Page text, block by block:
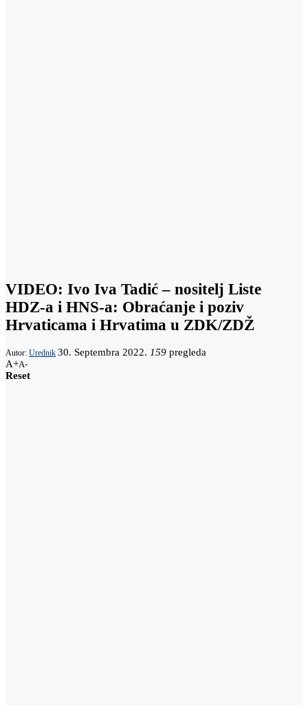
VIDEO: Ivo Iva Tadić – nositelj Liste
HDZ-a i HNS-a: Obraćanje i poziv
Hrvaticama i Hrvatima u ZDK/ZDŽ
Autor: Urednik 30. Septembra 2022. 159 pregleda
A+A-
Reset